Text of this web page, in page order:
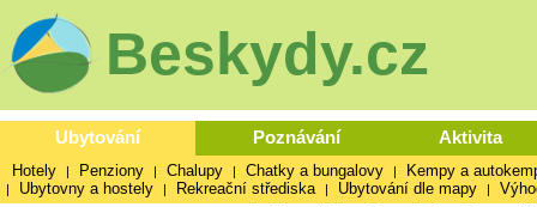
Beskydy.cz
Ubytování Poznávání Aktivita
Hotely | Penziony | Chalupy | Chatky a bungalovy | Kempy a
| Ubytovny a hostely | Rekreační střediska | Ubytování dle mapy |